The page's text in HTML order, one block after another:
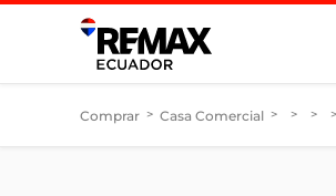
Comprar > Casa Comercial > > > >